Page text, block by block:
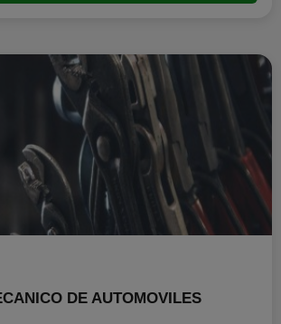
DE AUTOMOVILES